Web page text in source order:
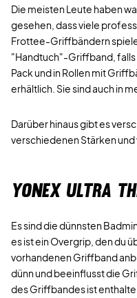
Die meisten Leute haben
gesehen, dass viele
Frottee-Griffbändern
"Handtuch"-Griffband, falls
Pack und in Rollen mit
erhältlich. Sie sind auch in
Darüber hinaus gibt es
verschiedenen Stärken und
YONEX ULTRA
Es sind die dünnsten
es ist ein Overgrip, den du
vorhandenen Griffband
dünn und beeinflusst die
des Griffbandes ist